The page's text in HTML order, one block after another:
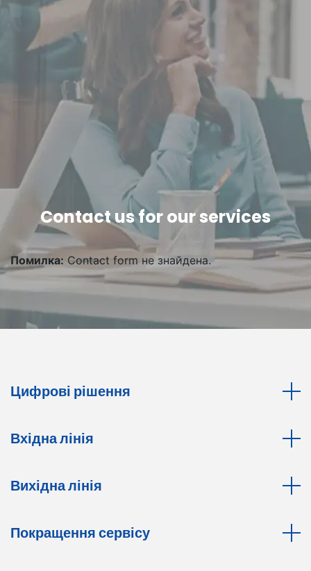
Contact us for our services
Помилка: Contact form не знайдена.
Цифрові рішення
Вхідна лінія
Вихідна лінія
Покращення сервісу